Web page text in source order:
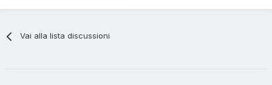
Vai alla lista discussioni